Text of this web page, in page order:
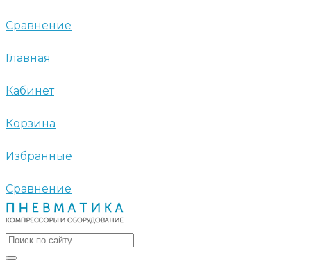
Сравнение
Главная
Кабинет
Корзина
Избранные
Сравнение